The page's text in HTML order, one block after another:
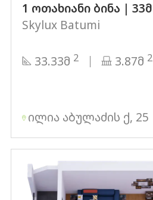
1 ოთახიანი ბინა | 33მ
Skylux Batumi
33.33მ 2 3.87მ 2
ილია აბულაძის ქ, 25